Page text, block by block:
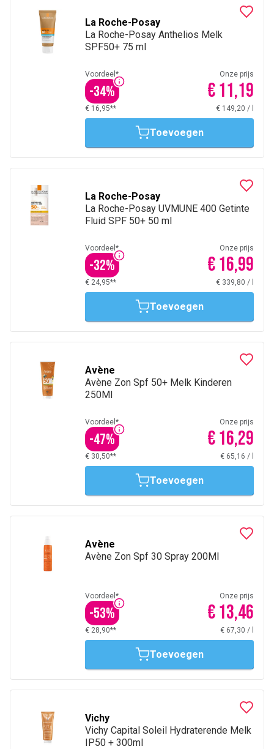
La Roche-Posay
La Roche-Posay Anthelios Melk
SPF50+ 75 ml
Voordeel*
-34%
Onze prijs
€ 11,19
€ 16,95** € 149,20 /
Toevoegen
La Roche-Posay
La Roche-Posay UVMUNE 400 Getinte
Fluid SPF 50+ 50 ml
Voordeel*
-32%
Onze prijs
€ 16,99
€ 24,95** € 339,80 /
Toevoegen
Avène
Avène Zon Spf 50+ Melk Kinderen
250Ml
Voordeel*
-47%
Onze prijs
€ 16,29
€ 30,50** € 65,16 /
Toevoegen
Avène
Avène Zon Spf 30 Spray 200Ml
Voordeel*
-53%
Onze prijs
€ 13,46
€ 28,90** € 67,30 /
Toevoegen
Vichy
Vichy Capital Soleil Hydraterende Melk
IP50 + 300ml